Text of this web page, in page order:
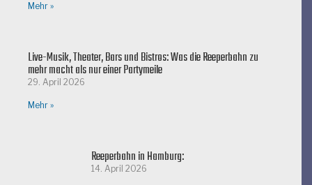
Mehr »
Live-Musik, Theater, Bars und Bistros: Was die Reeperbahn zu
mehr macht als nur einer Partymeile
29. April 2026
Mehr »
Reeperbahn in Hamburg:
14. April 2026